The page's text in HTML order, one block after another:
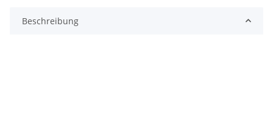
Beschreibung